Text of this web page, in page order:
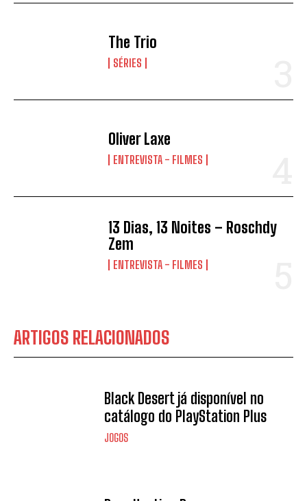
The Trio
SÉRIES
Oliver Laxe
ENTREVISTA - FILMES
13 Dias, 13 Noites – Roschdy
Zem
ENTREVISTA - FILMES
ARTIGOS RELACIONADOS
Black Desert já disponível no
catálogo do PlayStation Plus
JOGOS